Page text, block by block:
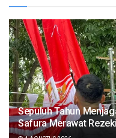
Sepuluh Tahun
Safura Merawat